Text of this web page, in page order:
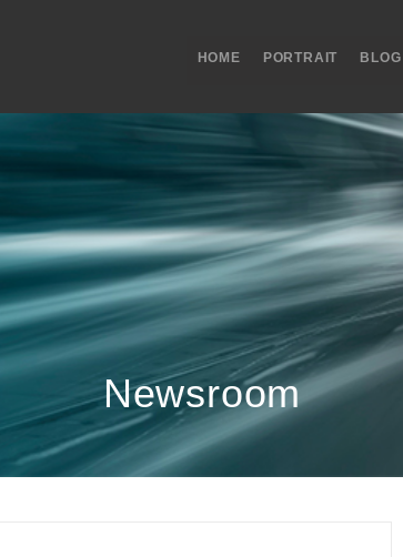
HOME PORTRAIT BLOG
Newsroom